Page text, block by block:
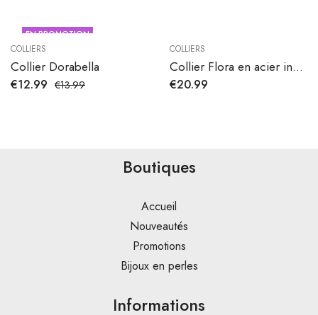
EN PROMOTION
COLLIERS
Collier Dorabella
€12.99 €13.99
COLLIERS
Collier Flora en acier inoxydable
€20.99
Boutiques
Accueil
Nouveautés
Promotions
Bijoux en perles
Informations